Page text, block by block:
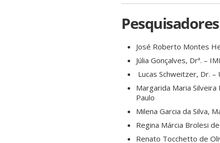
José Roberto Montes
Júlia Gonçalves, Drª. –
Lucas Schweitzer, Dr. –
Margarida Maria Silveira
Paulo
Milena Garcia da Silva,
Regina Márcia Brolesi
Renato Tocchetto de